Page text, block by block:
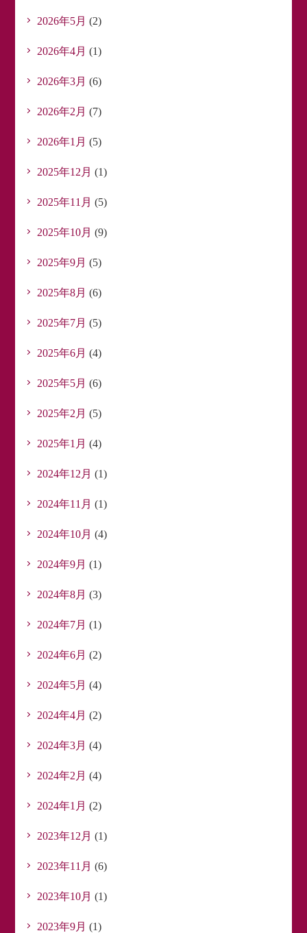
2026年5月 (2)
2026年4月 (1)
2026年3月 (6)
2026年2月 (7)
2026年1月 (5)
2025年12月 (1)
2025年11月 (5)
2025年10月 (9)
2025年9月 (5)
2025年8月 (6)
2025年7月 (5)
2025年6月 (4)
2025年5月 (6)
2025年2月 (5)
2025年1月 (4)
2024年12月 (1)
2024年11月 (1)
2024年10月 (4)
2024年9月 (1)
2024年8月 (3)
2024年7月 (1)
2024年6月 (2)
2024年5月 (4)
2024年4月 (2)
2024年3月 (4)
2024年2月 (4)
2024年1月 (2)
2023年12月 (1)
2023年11月 (6)
2023年10月 (1)
2023年9月 (1)